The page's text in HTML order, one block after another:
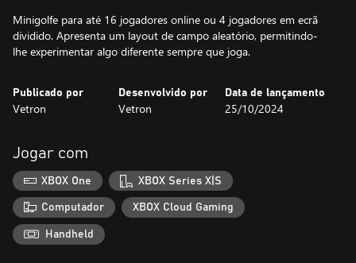
Minigolfe para até 16 jogadores online ou 4 jogadores em ecrã
dividido. Apresenta um layout de campo aleatório, permitindo-
lhe experimentar algo diferente sempre que joga.
Publicado por
Vetron
Desenvolvido por
Vetron
Data de lançamento
25/10/2024
Jogar com
XBOX One XBOX Series X|S
Computador XBOX Cloud Gaming
Handheld